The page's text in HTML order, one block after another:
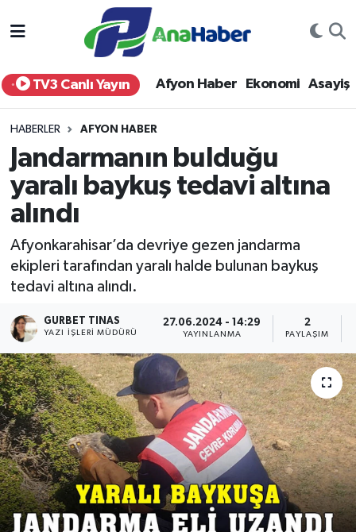
TV3 Canlı Yayın Afyon Haber Ekonomi Asayiş
HABERLER AFYON HABER
Jandarmanın bulduğu
yaralı baykuş tedavi altına
alındı
Afyonkarahisar’da devriye gezen jandarma
ekipleri tarafından yaralı halde bulunan baykuş
tedavi altına alındı.
GURBET TINAS
YAZI İŞLERI MÜDÜRÜ
27.06.2024 - 14:29
YAYINLANMA
2
PAYLAŞIM
Yurt Haber
Afyon Haber
Siyaset
Spor
Eğitim
Kültür - Sanat
Yaşam
Afyonkarahisar Nöbetçi Eczaneler
Afyonkarahisar Hava Durumu
Afyonkarahisar Trafik Yoğunluk Haritası
Süper Lig Puan Durumu ve Fikstür
Tüm Manşetler